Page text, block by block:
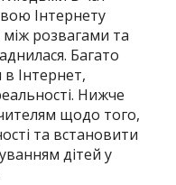
Інтернету
розвагами та
Багато
в Інтернет,
Нижче
щодо того,
та встановити
дітей у